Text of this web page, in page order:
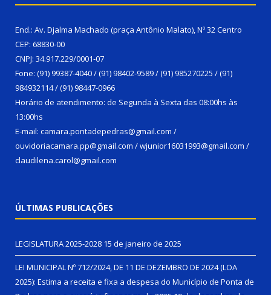
End.: Av. Djalma Machado (praça Antônio Malato), Nº 32 Centro
CEP: 68830-00
CNPJ: 34.917.229/0001-07
Fone: (91) 99387-4040 / (91) 98402-9589 / (91) 985270225 / (91)
984932114 / (91) 98447-0966
Horário de atendimento: de Segunda à Sexta das 08:00hs às
13:00hs
E-mail: camara.pontadepedras@gmail.com /
ouvidoriacamara.pp@gmail.com / wjunior16031993@gmail.com /
claudilena.carol@gmail.com
ÚLTIMAS PUBLICAÇÕES
LEGISLATURA 2025-2028 15 de janeiro de 2025
LEI MUNICIPAL Nº 712/2024, DE 11 DE DEZEMBRO DE 2024 (LOA
2025): Estima a receita e fixa a despesa do Município de Ponta de